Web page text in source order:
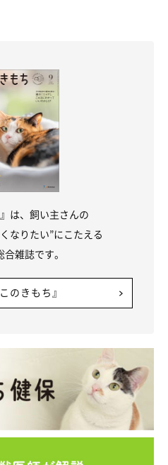
うどらみちゃん。家にお客さん
そばに寄っていったりと、フレ
は、飼い主さんの
なりたい”にこたえる
雑誌です。
のきもち』